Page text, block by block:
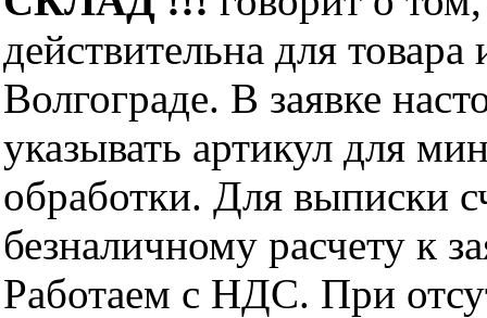
действительна для
Волгограде. В заявке
указывать артикул для
обработки. Для выписки
безналичному расчету к
Работаем с НДС. При